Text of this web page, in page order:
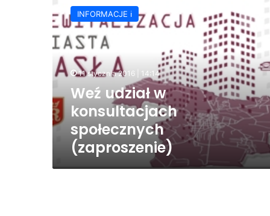
udział
w
konsultacjach
społecznych
(zaproszenie)
INFORMACJE ℹ️
11 stycznia 2016 | 14:14
Weź udział w
konsultacjach
społecznych
(zaproszenie)